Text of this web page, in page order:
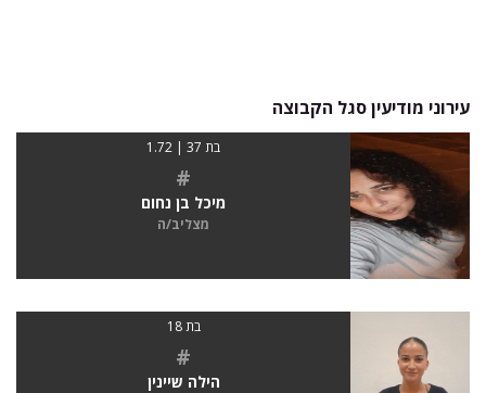
עירוני מודיעין סגל הקבוצה
בת 37 | 1.72
#
מיכל בן נחום
מצליב/ה
בת 18
#
הילה שיינין